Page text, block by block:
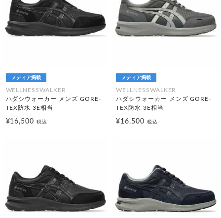
メディア掲載
WELLNESSWALKER
ハダシウォーカー メンズ GORE-
TEX防水 3E相当
¥16,500税込
メディア掲載
WELLNESSWALKER
ハダシウォーカー メンズ GORE-
TEX防水 3E相当
¥16,500 税込